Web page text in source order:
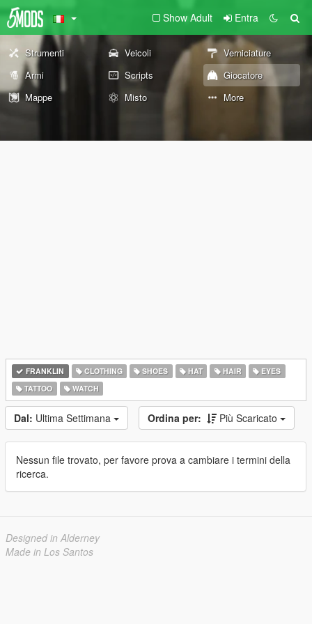
Show Adult Entra
Strumenti Veicoli
Verniciature
Armi
Scripts
Giocatore
Mappe
Misto More
FRANKLIN CLOTHING SHOES HAT HAIR
EYES
TATTOO
WATCH
Dal: Ultima Settimana Ordina per: Più Scaricato
Nessun file trovato, per favore prova a cambiare i termini della
ricerca.
Designed in Alderney
Made in Los Santos